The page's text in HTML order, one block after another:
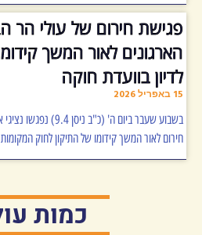
פגישת חירום של עולי הר
הארגונים לאור המשך
לדיון בוועדת חוקה
15 באפריל 2026
בשבוע שעבר ביום ה' (כ"ב
חירום לאור המשך קידומו של התיקון לחוק
כמות